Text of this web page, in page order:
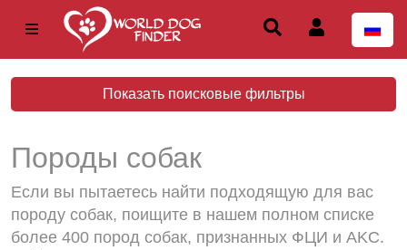
Показать поисковые фильтры
Породы собак
Если вы пытаетесь найти подходящую для вас
породу собак, поищите в нашем полном списке
более 400 пород собак, признанных ФЦИ и AKC.